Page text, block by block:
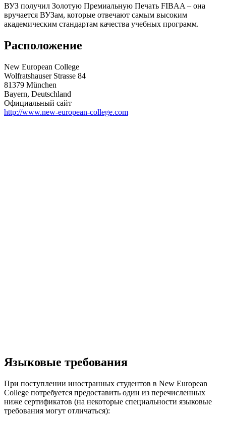
ВУЗ получил Золотую Премиальную Печать FIBAA – она
вручается ВУЗам, которые отвечают самым высоким
академическим стандартам качества учебных программ.
Расположение
New European College
Wolfratshauser Strasse 84
81379 München
Bayern, Deutschland
Официальный сайт
http://www.new-european-college.com
Языковые требования
При поступлении иностранных студентов в New European
College потребуется предоставить один из перечисленных
ниже сертификатов (на некоторые специальности языковые
требования могут отличаться):